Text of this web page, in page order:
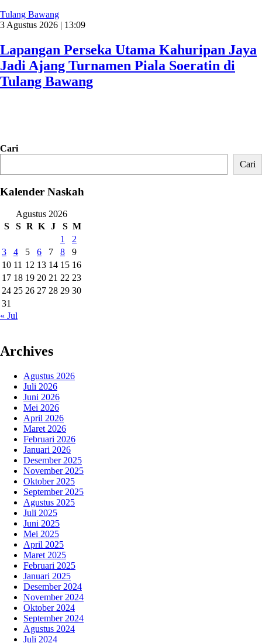
Tulang Bawang
3 Agustus 2026 | 13:09
Lapangan Perseka Utama Kahuripan Jaya
Jadi Ajang Turnamen Piala Soeratin di
Tulang Bawang
Cari
Cari
Kalender Naskah
Agustus 2026
S
S R K J S M
1
2
3
4 5 6 7 8
9
10 11 12 13 14 15 16
17 18 19 20 21 22 23
24 25 26 27 28 29 30
31
« Jul
Archives
Agustus 2026
Juli 2026
Juni 2026
Mei 2026
April 2026
Maret 2026
Februari 2026
Januari 2026
Desember 2025
November 2025
Oktober 2025
September 2025
Agustus 2025
Juli 2025
Juni 2025
Mei 2025
April 2025
Maret 2025
Februari 2025
Januari 2025
Desember 2024
November 2024
Oktober 2024
September 2024
Agustus 2024
Juli 2024